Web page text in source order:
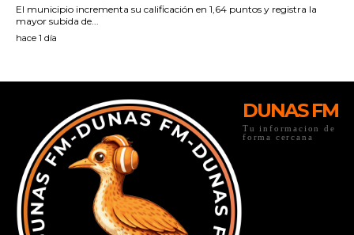
DUNAS FM
Tu informacion de
forma cercana